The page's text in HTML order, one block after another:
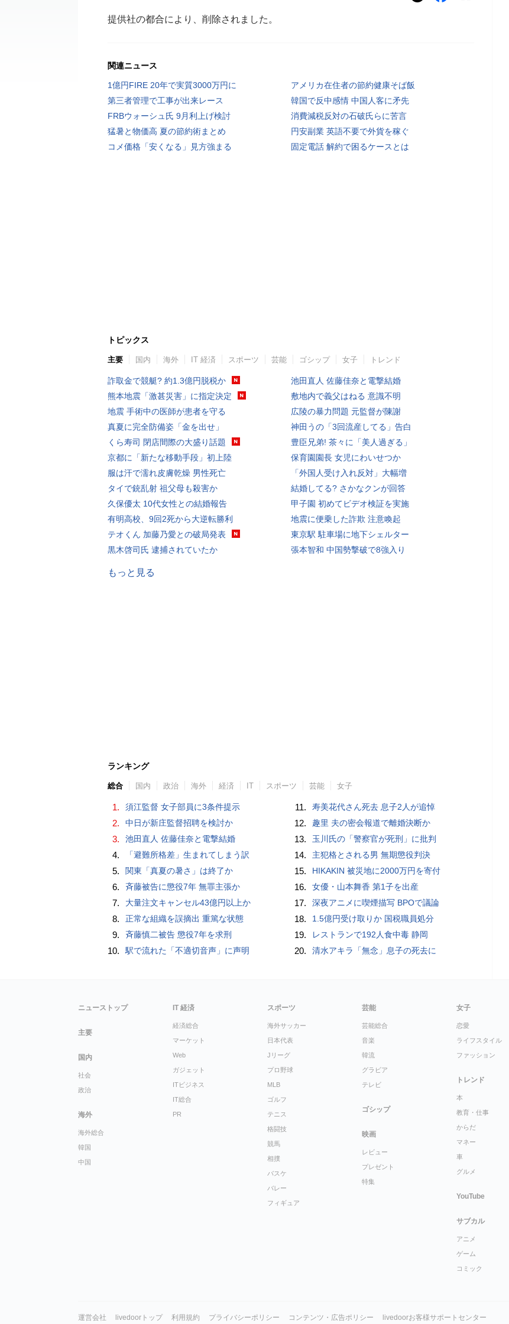
提供社の都合により、削除されました。
関連ニュース
1億円FIRE 20年で実質3000万円に
アメリカ在住者の節約健康そば飯
第三者管理で工事が出来レース
韓国で反中感情 中国人客に矛先
FRBウォーシュ氏 9月利上げ検討
消費減税反対の石破氏らに苦言
猛暑と物価高 夏の節約術まとめ
円安副業 英語不要で外貨を稼ぐ
コメ価格「安くなる」見方強まる
固定電話 解約で困るケースとは
トピックス
主要 国内 海外 IT 経済 スポーツ 芸能 ゴシップ 女子 トレンド
詐取金で競艇? 約1.3億円脱税か
熊本地震「激甚災害」に指定決定
地震 手術中の医師が患者を守る
真夏に完全防備姿「金を出せ」
くら寿司 閉店間際の大盛り話題
京都に「新たな移動手段」初上陸
服は汗で濡れ皮膚乾燥 男性死亡
タイで銃乱射 祖父母も殺害か
久保優太 10代女性との結婚報告
有明高校、9回2死から大逆転勝利
テオくん 加藤乃愛との破局発表
黒木啓司氏 逮捕されていたか
池田直人 佐藤佳奈と電撃結婚
敷地内で義父はねる 意識不明
広陵の暴力問題 元監督が陳謝
神田うの「3回流産してる」告白
豊臣兄弟! 茶々に「美人過ぎる」
保育園園長 女児にわいせつか
「外国人受け入れ反対」大幅増
結婚してる? さかなクンが回答
甲子園 初めてビデオ検証を実施
地震に便乗した詐欺 注意喚起
東京駅 駐車場に地下シェルター
張本智和 中国勢撃破で8強入り
もっと見る
ランキング
総合 国内 政治 海外 経済 IT スポーツ 芸能 女子
1. 須江監督 女子部員に3条件提示
2. 中日が新庄監督招聘を検討か
3. 池田直人 佐藤佳奈と電撃結婚
4. 「避難所格差」生まれてしまう訳
5. 関東「真夏の暑さ」は終了か
6. 斉藤被告に懲役7年 無罪主張か
7. 大量注文キャンセル43億円以上か
8. 正常な組織を誤摘出 重篤な状態
9. 斉藤慎二被告 懲役7年を求刑
10. 駅で流れた「不適切音声」に声明
11. 寿美花代さん死去 息子2人が追悼
12. 趣里 夫の密会報道で離婚決断か
13. 玉川氏の「警察官が死刑」に批判
14. 主犯格とされる男 無期懲役判決
15. HIKAKIN 被災地に2000万円を寄付
16. 女優・山本舞香 第1子を出産
17. 深夜アニメに喫煙描写 BPOで議論
18. 1.5億円受け取りか 国税職員処分
19. レストランで192人食中毒 静岡
20. 清水アキラ「無念」息子の死去に
ニューストップ
主要
国内
社会
政治
海外
海外総合
韓国
中国
IT 経済
経済総合
マーケット
Web
ガジェット
ITビジネス
IT総合
PR
スポーツ
海外サッカー
日本代表
Jリーグ
プロ野球
MLB
ゴルフ
テニス
格闘技
競馬
相撲
バスケ
バレー
フィギュア
芸能
芸能総合
音楽
韓流
グラビア
テレビ
ゴシップ
映画
レビュー
プレゼント
特集
女子
恋愛
ライフスタイル
ファッション
トレンド
本
教育・仕事
からだ
マネー
車
グルメ
YouTube
サブカル
アニメ
ゲーム
コミック
運営会社 livedoorトップ 利用規約 プライバシーポリシー コンテンツ・広告ポリシー livedoorお客様サポートセンター